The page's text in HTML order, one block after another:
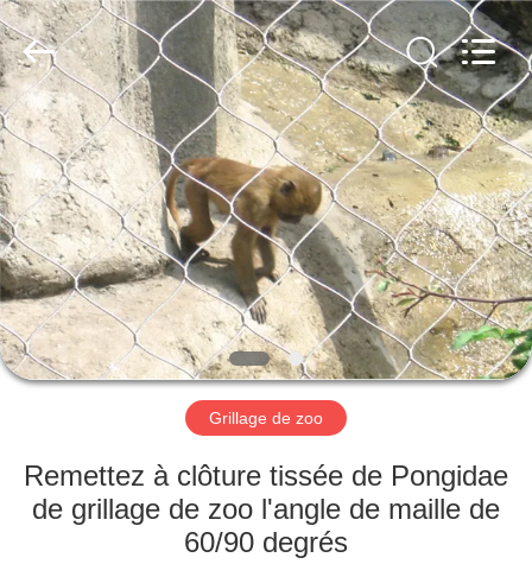
MAISON
PRODUITS
AU
SUJET
DE
NOUS
VISITE
D'USINE
Anping
Yuntong
Metal
Wire
Mesh
Co.,Ltd.
All
Rights
Reserved.
Grillage de zoo
Remettez à clôture tissée de Pongidae
de grillage de zoo l'angle de maille de
60/90 degrés